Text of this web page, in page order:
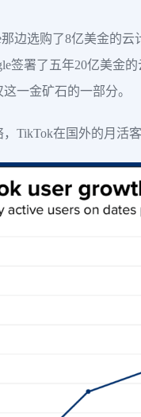
边选购了8亿美金的
签署了五年20亿美
一金矿石的一部分。
TikTok在国外的月活